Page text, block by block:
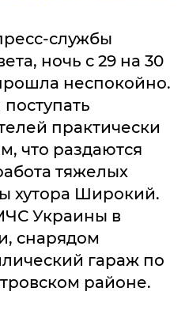
службы
ночь с 29 на 30
неспокойно.
практически
что раздаются
тяжелых
хутора Широкий.
Украины в
снарядом
гараж по
районе.